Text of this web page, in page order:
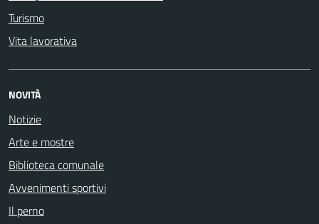
Turismo
Vita lavorativa
NOVITÀ
Notizie
Arte e mostre
Biblioteca comunale
Avvenimenti sportivi
Il perno